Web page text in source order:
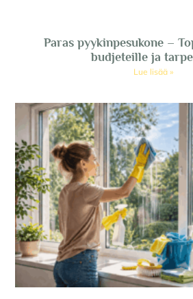
Paras pyykinpesukone –
budjeteille ja
Lue lisää »